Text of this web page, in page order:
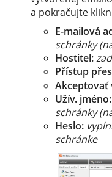
a pokračujte
E-mailová
schránky
Hostitel:
Přístup
Užív. jméno:
schránky
Heslo:
schránke